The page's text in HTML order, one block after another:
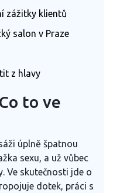
zážitky klientů
salon v Praze
z hlavy
to ve
úplně špatnou
sexu, a už vůbec
Ve skutečnosti jde o
dotek, práci s